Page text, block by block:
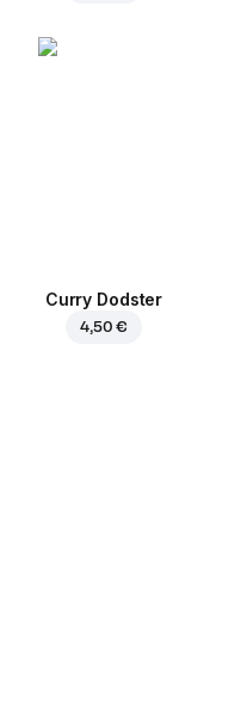
Curry Dodster
4,50 €